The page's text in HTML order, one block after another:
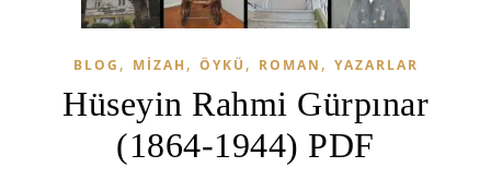
BLOG , MIZAH , ÖYKÜ , ROMAN , YAZARLAR
Hüseyin Rahmi Gürpınar
(1864-1944) PDF